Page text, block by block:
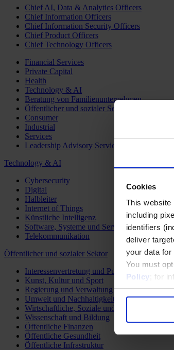
Cookies
This website
including
identifiers
deliver
your data for
You must
Policy; for
Chief AI, Data & Analytics Officers
Chief Information Officers
Chief Information Security Officers
Chief Product Officers
Chief Technology Officers
Financial Services
Private Capital
Health
Technology & AI
Beratung von Familienunternehmen
Öffentlicher und sozialer Sektor
Consumer
Industrial
Services
Leadership Advisory Services
Technology & AI
Cybersecurity
Digital
Halbleiter
Internet of Things
Künstliche Intelligenz
Software, Systeme und Services
Telekommunikation
Öffentlicher und sozialer Sektor
Interessenvertretung und Public Affairs
Kunst, Kultur und Sport
Regierung und Verwaltung
Umwelt und Nachhaltigkeit
Wirtschaftliche, Soziale und Humanitäre
Wissenschaft und Bildung
Öffentliche Finanzen
Öffentliche Gesundheit
Öffentliche Infrastruktur